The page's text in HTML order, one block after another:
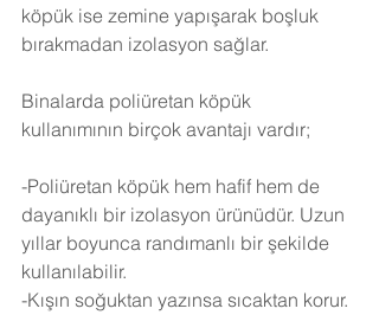
köpük ise zemine yapışarak boşluk
bırakmadan izolasyon sağlar.
Binalarda poliüretan köpük
kullanımının birçok avantajı vardır;
-Poliüretan köpük hem hafif hem de
dayanıklı bir izolasyon ürünüdür. Uzun
yıllar boyunca randımanlı bir şekilde
kullanılabilir.
-Kışın soğuktan yazınsa sıcaktan korur.